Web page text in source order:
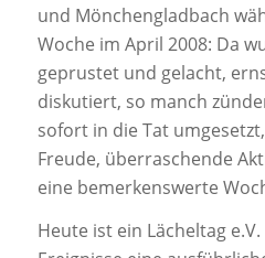
und Mönchengladbach
Woche im April 2008: Da
geprustet und gelacht,
diskutiert, so manch
sofort in die Tat
Freude, überraschende
eine bemerkenswerte
Heute ist ein Lächeltag